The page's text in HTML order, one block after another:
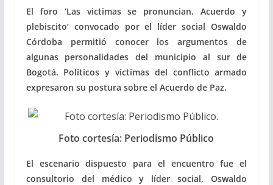
El foro ‘Las victimas se pronuncian. Acuerdo y
plebiscito’ convocado por el líder social Oswaldo
Córdoba permitió conocer los argumentos de
algunas personalidades del municipio al sur de
Bogotá. Políticos y víctimas del conflicto armado
expresaron su postura sobre el Acuerdo de Paz.
Foto cortesía: Periodismo Público
El escenario dispuesto para el encuentro fue el
consultorio del médico y líder social, Oswaldo